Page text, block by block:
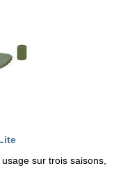
sur trois saisons,